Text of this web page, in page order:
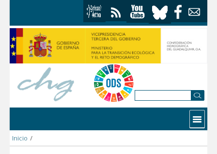
Contactar
Inicio /